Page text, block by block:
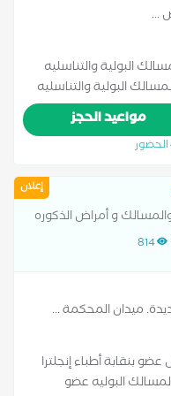
...
البولية والتناسليه
البولية والتناسليه
مواعيد الحجز
إعلان
و أمراض الذكوره
814
ميدان المحكمة...
بنقابة أطباء إنجلترا
البوليه عضو